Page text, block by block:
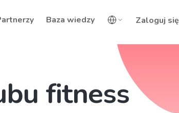
Zaloguj się
Baza wiedzy
fitness